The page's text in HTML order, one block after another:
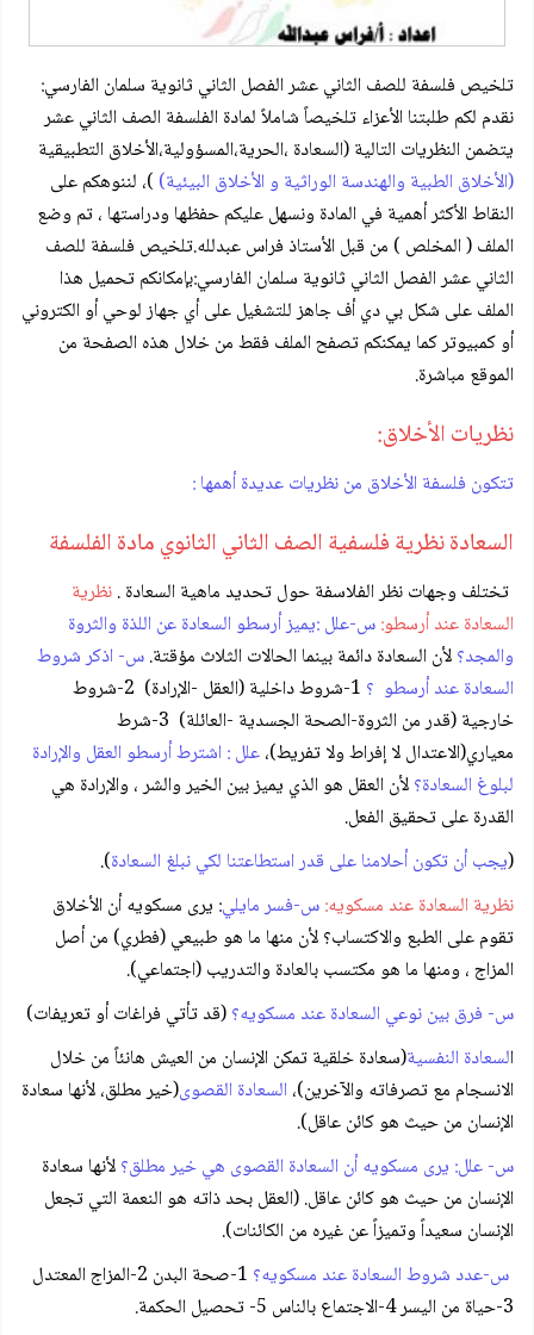
تلخيص فلسفة للصف الثاني عشر الفصل الثاني ثانوية سلمان الفارسي:
نقدم لكم طلبتنا الأعزاء تلخيصاً شاملاً لمادة الفلسفة الصف الثاني عشر
يتضمن النظريات التالية (السعادة ،الحرية،المسؤولية،الأخلاق التطبيقية
(الأخلاق الطبية والهندسة الوراثية و الأخلاق البيئية) )، لننوهكم على
النقاط الأكثر أهمية في المادة ونسهل عليكم حفظها ودراستها ، تم وضع
الملف ( المخلص ) من قبل الأستاذ فراس عبدلله.تلخيص فلسفة للصف
الثاني عشر الفصل الثاني ثانوية سلمان الفارسي:بإمكانكم تحميل هذا
الملف على شكل بي دي أف جاهز للتشغيل على أي جهاز لوحي أو الكتروني
أو كمبيوتر كما يمكنكم تصفح الملف فقط من خلال هذه الصفحة من
الموقع مباشرة.
نظريات الأخلاق:
تتكون فلسفة الأخلاق من نظريات عديدة أهمها :
السعادة نظرية فلسفية الصف الثاني الثانوي مادة الفلسفة
تختلف وجهات نظر الفلاسفة حول تحديد ماهية السعادة.نظرية
السعادة عند أرسطو:س-علل :يميز أرسطو السعادة عن اللذة والثروة
والمجد؟لأن السعادة دائمة بينما الحالات الثلاث مؤقتة.س- اذكر شروط
السعادة عند أرسطو ؟
1-شروط داخلية (العقل -الإرادة) 2-شروط
خارجية (قدر من الثروة-الصحة الجسدية -العائلة) 3-شرط
معياري(الاعتدال لا إفراط ولا تفريط)،علل : اشترط أرسطو العقل والإرادة
لبلوغ السعادة؟لأن العقل هو الذي يميز بين الخير والشر ، والإرادة هي
القدرة على تحقيق الفعل.
(يجب أن تكون أحلامنا على قدر استطاعتنا لكي نبلغ السعادة).
نظرية السعادة عند مسكويه:س-فسر مايلي: يرى مسكويه أن الأخلاق
تقوم على الطبع والاكتساب؟ لأن منها ما هو طبيعي (فطري) من أصل
المزاج ، ومنها ما هو مكتسب بالعادة والتدريب (اجتماعي).
س- فرق بين نوعي السعادة عند مسكويه؟(قد تأتي فراغات أو تعريفات)
السعادة النفسية(سعادة خلقية تمكن الإنسان من العيش هانئاً من خلال
الانسجام مع تصرفاته والآخرين)، السعادة القصوى(خير مطلق، لأنها سعادة
الإنسان من حيث هو كائن عاقل).
س- علل: يرى مسكويه أن السعادة القصوى هي خير مطلق؟لأنها سعادة
الإنسان من حيث هو كائن عاقل. (العقل بحد ذاته هو النعمة التي تجعل
الإنسان سعيداً وتميزاً عن غيره من الكائنات).
س-عدد شروط السعادة عند مسكويه؟
1-صحة البدن 2-المزاج المعتدل
3-حياة من اليسر 4-الاجتماع بالناس 5- تحصيل الحكمة.